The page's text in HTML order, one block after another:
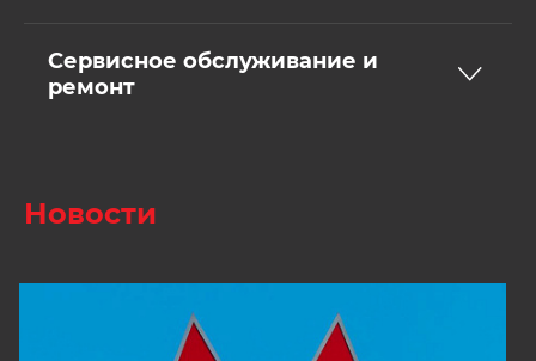
Сервисное обслуживание и
ремонт
Новости